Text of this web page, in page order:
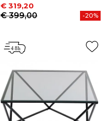
Prijs
€ 319,20
Normale prijs
€ 399,00
-20%